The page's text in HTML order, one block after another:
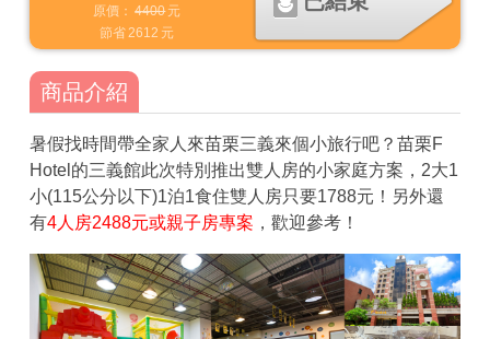
原價： 4400元
節省2612 元
商品介紹
暑假找時間帶全家人來苗栗三義來個小旅行吧？苗栗F
Hotel的三義館此次特別推出雙人房的小家庭方案，2大1
小(115公分以下)1泊1食住雙人房只要1788元！另外還
有4人房2488元或親子房專案 ，歡迎參考！